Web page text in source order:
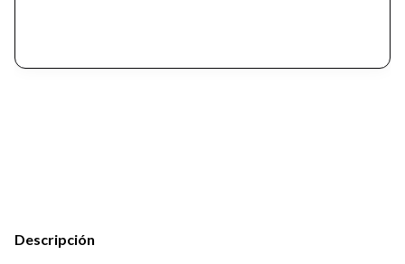
Descripción